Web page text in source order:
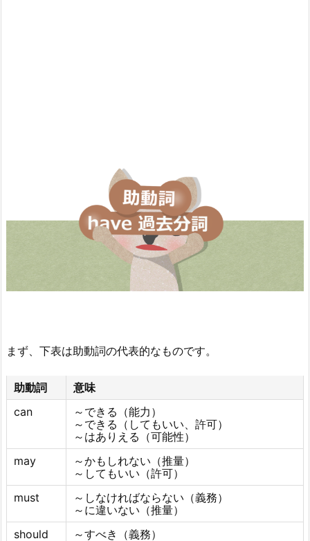
まず、下表は助動詞の代表的なものです。
助動詞
意味
can
～できる（能力）
～できる（してもいい、許可）
～はありえる（可能性）
may
～かもしれない（推量）
～してもいい（許可）
must
～しなければならない（義務）
～に違いない（推量）
should
～すべき（義務）